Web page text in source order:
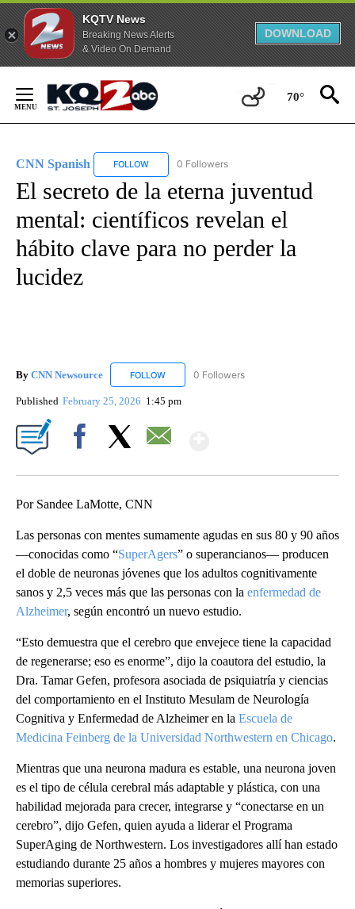
KQTV News
Breaking News Alerts
& Video On Demand
DOWNLOAD
Content
70°
CNN Spanish FOLLOW FOLLOW "CNN SPANISH" TO RECEIVE
0 Followers
El secreto de la eterna juventud
mental: científicos revelan el
hábito clave para no perder la
lucidez
By CNN Newsource FOLLOW FOLLOW "CNN NEWSOURCE" TO RECEIVE
0 Followers
Published February 25, 2026 1:45 pm
Por Sandee LaMotte, CNN
Las personas con mentes sumamente agudas en sus 80 y 90 años
—conocidas como “SuperAgers” o superancianos— producen
el doble de neuronas jóvenes que los adultos cognitivamente
sanos y 2,5 veces más que las personas con la enfermedad de
Alzheimer, según encontró un nuevo estudio.
“Esto demuestra que el cerebro que envejece tiene la capacidad
de regenerarse; eso es enorme”, dijo la coautora del estudio, la
Dra. Tamar Gefen, profesora asociada de psiquiatría y ciencias
del comportamiento en el Instituto Mesulam de Neurología
Cognitiva y Enfermedad de Alzheimer en la Escuela de
Medicina Feinberg de la Universidad Northwestern en Chicago.
Mientras que una neurona madura es estable, una neurona joven
es el tipo de célula cerebral más adaptable y plástica, con una
habilidad mejorada para crecer, integrarse y “conectarse en un
cerebro”, dijo Gefen, quien ayuda a liderar el Programa
SuperAging de Northwestern. Los investigadores allí han estado
estudiando durante 25 años a hombres y mujeres mayores con
memorias superiores.